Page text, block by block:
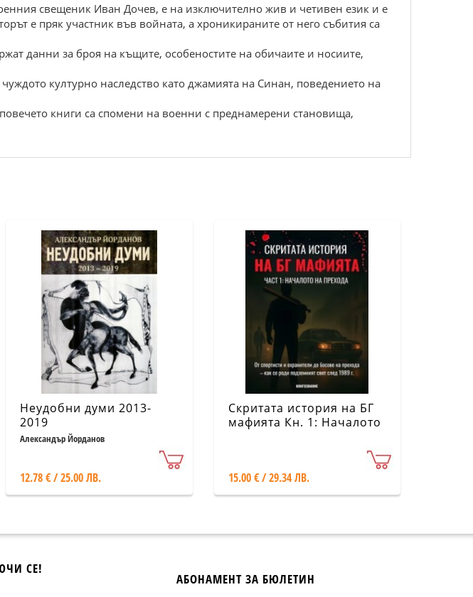
свещеник Иван Дочев, е на изключително жив и четивен език и е
е пряк участник във войната, а хроникираните от него събития са
данни за броя на къщите, особеностите на обичаите и носиите,
културно наследство като джамията на Синан, поведението на
книги са спомени на военни с преднамерени становища,
Неудобни думи 2013-
2019
Александър Йорданов
12.78 € / 25.00 ЛВ.
Скритата история на БГ
мафията Кн. 1: Началото
15.00 € / 29.34 ЛВ.
СЕ!
АБОНАМЕНТ ЗА БЮЛЕТИН